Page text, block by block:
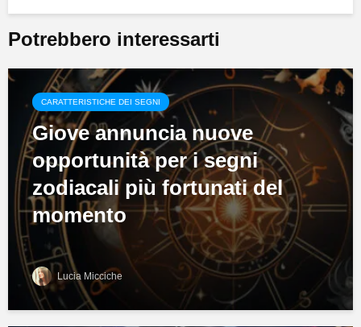
Potrebbero interessarti
CARATTERISTICHE DEI SEGNI
Giove annuncia nuove
opportunità per i segni
zodiacali più fortunati del
momento
Lucia Micciche